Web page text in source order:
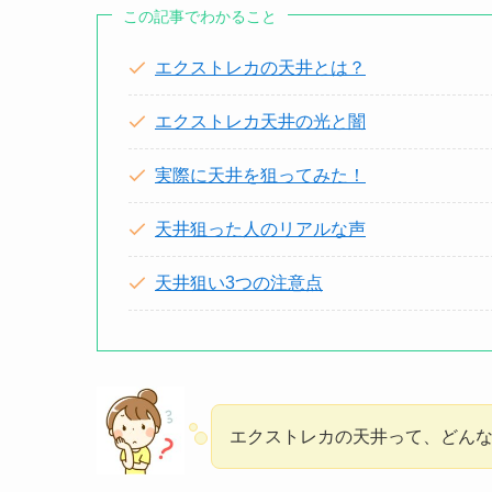
この記事でわかること
エクストレカの天井とは？
エクストレカ天井の光と闇
実際に天井を狙ってみた！
天井狙った人のリアルな声
天井狙い3つの注意点
エクストレカの天井って、どん